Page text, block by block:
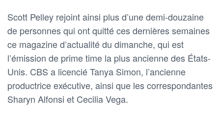
Scott Pelley rejoint ainsi plus d’une demi-douzaine
de personnes qui ont quitté ces dernières semaines
ce magazine d’actualité du dimanche, qui est
l’émission de prime time la plus ancienne des États-
Unis. CBS a licencié Tanya Simon, l’ancienne
productrice exécutive, ainsi que les correspondantes
Sharyn Alfonsi et Cecilia Vega.